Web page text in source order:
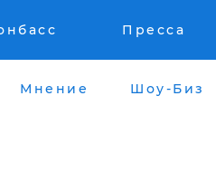
Пресса
Мнение Шоу-Биз